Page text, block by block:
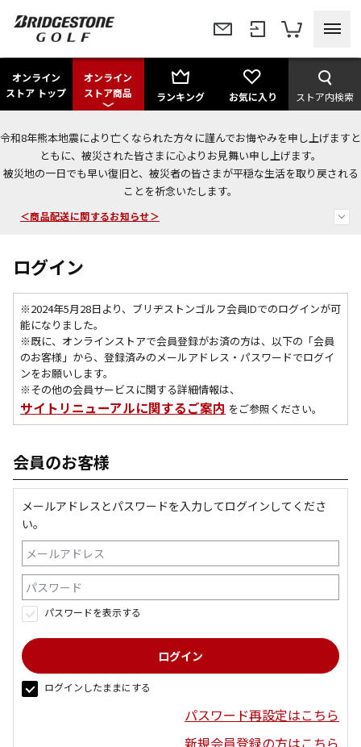
オンライン
ストア トップ
オンライン
ストア商品
ランキング お気に入り ストア内検索
令和8年熊本地震により亡くなられた方々に謹んでお悔やみを申し上げますと
ともに、被災された皆さまに心よりお見舞い申し上げます。
被災地の一日でも早い復旧と、被災者の皆さまが平穏な生活を取り戻される
ことを祈念いたします。
＜夏季休暇中のご注文・発送・お問い合わせ＞
今なら新規会員登録で1,000円OFFクーポンプレゼント！
＜商品配送に関するお知らせ＞
ログイン
※2024年5月28日より、ブリヂストンゴルフ会員IDでのログインが可
能になりました。
※既に、 オンラインストアで会員登録がお済の方は、以下の「会員
のお客様」から、登録済みのメールアドレス・パスワードでログイ
ンをお願いします。
※その他の会員サービスに関する詳細情報は、
サイトリニューアルに関するご案内 をご参照ください。
会員のお客様
メールアドレスとパスワードを入力してログインしてくださ
い。
パスワードを表示する
ログインしたままにする
パスワード再設定はこちら
新規会員登録の方はこちら